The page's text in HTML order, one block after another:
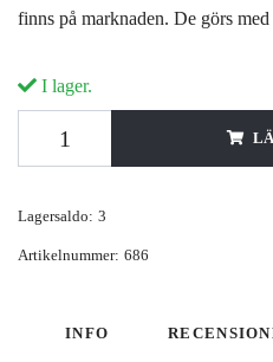
finns på marknaden. De görs med
I lager.
Lagersaldo: 3
Artikelnummer: 686
INFO